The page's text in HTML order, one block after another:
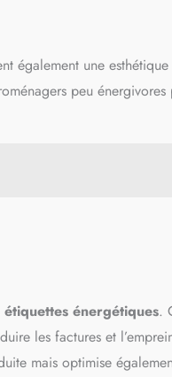
également une
peu
étiquettes énergétiques.
les factures et
mais optimise